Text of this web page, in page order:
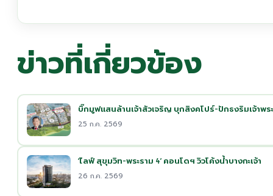
ข่าวที่เกี่ยวข้อง
บิ๊กมูฟแสนล้านเจ้าสัวเจริญ บุกสิงคโปร์-ปักธงริมเจ้าพร
25 ก.ค. 2569
‘ไลฟ์ สุขุมวิท-พระราม 4’ คอนโดฯ วิวโค้งน้ำบางกะเจ้า
26 ก.ค. 2569